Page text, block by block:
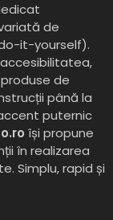
de
it-yourself).
de
până la
puternic
își propune
în realizarea
Simplu, rapid și